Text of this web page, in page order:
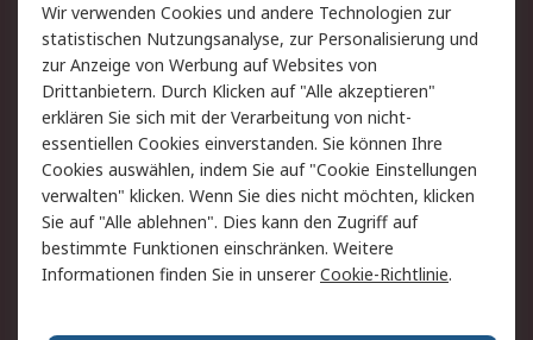
Rücksendung/Entsorgung Kontakt
Hilfe
Rechtliches
RS Verkaufs- und
Lieferbedingungen
Datenschutz
Cookie-Richtlinie
Zahlungsbedingungen
Impressum
Webseite Konditionen
Wir verwenden Cookies und andere Technologien zur
statistischen Nutzungsanalyse, zur Personalisierung und
zur Anzeige von Werbung auf Websites von
Drittanbietern. Durch Klicken auf "Alle akzeptieren"
erklären Sie sich mit der Verarbeitung von nicht-
essentiellen Cookies einverstanden. Sie können Ihre
Cookies auswählen, indem Sie auf "Cookie Einstellungen
verwalten" klicken. Wenn Sie dies nicht möchten, klicken
Sie auf "Alle ablehnen". Dies kann den Zugriff auf
bestimmte Funktionen einschränken. Weitere
Informationen finden Sie in unsererCookie-Richtlinie.